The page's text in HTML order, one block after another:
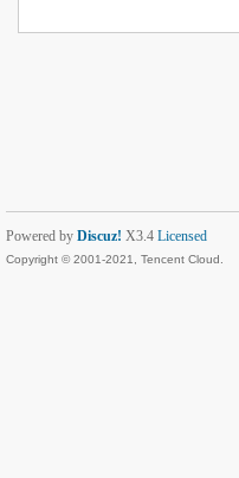
Powered by Discuz! X3.4 Licensed
Copyright © 2001-2021, Tencent Cloud.